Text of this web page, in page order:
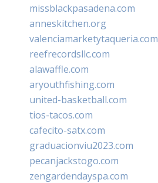
missblackpasadena.com
anneskitchen.org
valenciamarketytaqueria.com
reefrecordsllc.com
alawaffle.com
aryouthfishing.com
united-basketball.com
tios-tacos.com
cafecito-satx.com
graduacionviu2023.com
pecanjackstogo.com
zengardendayspa.com